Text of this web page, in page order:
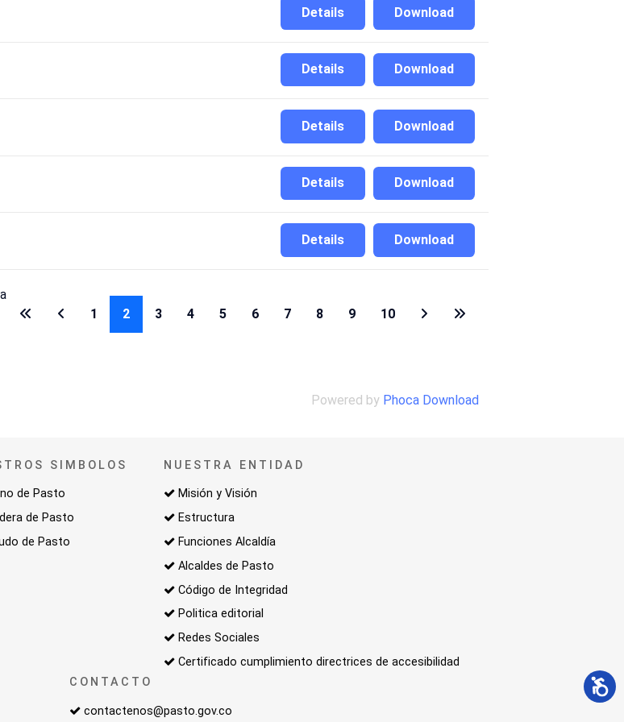
Download
Details
Download
Details
Download
Details
Download
Details
Download
Details
1 2 3 4 5 6 7 8 9 10
Powered by Phoca Download
SIMBOLOS
de Pasto
de Pasto
de Pasto
NUESTRA ENTIDAD
Misión y Visión
Estructura
Funciones Alcaldía
Alcaldes de Pasto
Código de Integridad
Politica editorial
Redes Sociales
Certificado cumplimiento directrices de accesibilidad
CONTACTO
contactenos@pasto.gov.co